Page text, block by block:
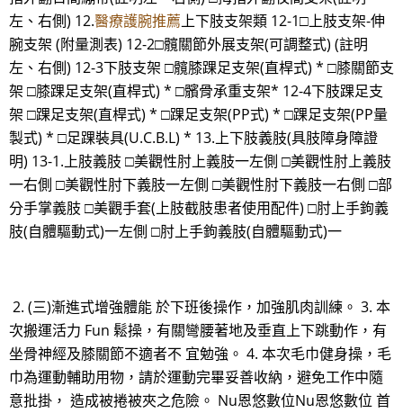
左、右側) 12.醫療護腕推薦上下肢支架類 12-1□上肢支架-伸
腕支架 (附量測表) 12-2□髖關節外展支架(可調整式) (註明
左、右側) 12-3下肢支架 □髖膝踝足支架(直桿式) * □膝關節支
架 □膝踝足支架(直桿式) * □髕骨承重支架* 12-4下肢踝足支
架 □踝足支架(直桿式) * □踝足支架(PP式) * □踝足支架(PP量
製式) * □足踝裝具(U.C.B.L) * 13.上下肢義肢(具肢障身障證
明) 13-1.上肢義肢 □美觀性肘上義肢一左側 □美觀性肘上義肢
一右側 □美觀性肘下義肢一左側 □美觀性肘下義肢一右側 □部
分手掌義肢 □美觀手套(上肢截肢患者使用配件) □肘上手鉤義
肢(自體驅動式)一左側 □肘上手鉤義肢(自體驅動式)一
2. (三)漸進式增強體能 於下班後操作，加強肌肉訓練。 3. 本
次搬運活力 Fun 鬆操，有關彎腰著地及垂直上下跳動作，有
坐骨神經及膝關節不適者不 宜勉強。 4. 本次毛巾健身操，毛
巾為運動輔助用物，請於運動完畢妥善收納，避免工作中隨
意批掛， 造成被捲被夾之危險。 Nu恩悠數位Nu恩悠數位 首